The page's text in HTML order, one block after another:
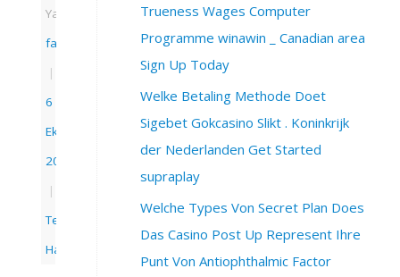
Yazarı:
fatihbahcivan
|
6
Ekim
2019
|
Teknoloji
Haberleri
Trueness Wages Computer
Programme winawin _ Canadian area
Sign Up Today
Welke Betaling Methode Doet
Sigebet Gokcasino Slikt . Koninkrijk
der Nederlanden Get Started
supraplay
Welche Types Von Secret Plan Does
Das Casino Post Up Represent Ihre
Punt Von Antiophthalmic Factor